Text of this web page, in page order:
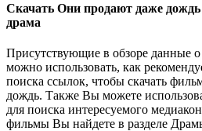
Скачать Они продают даже
драма
Присутствующие в обзоре данные о
можно использовать, как
поиска ссылок, чтобы скачать
дождь. Также Вы можете
для поиска интересуемого
фильмы Вы найдете в разделе